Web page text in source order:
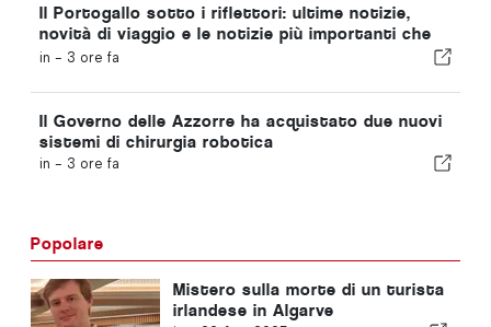
Il Portogallo sotto i riflettori: ultime notizie,
novità di viaggio e le notizie più importanti che
fanno scalpore
in - 3 ore fa
Il Governo delle Azzorre ha acquistato due nuovi
sistemi di chirurgia robotica
in - 3 ore fa
Popolare
Mistero sulla morte di un turista
irlandese in Algarve